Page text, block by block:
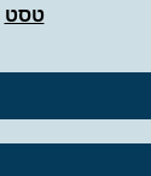
טסט